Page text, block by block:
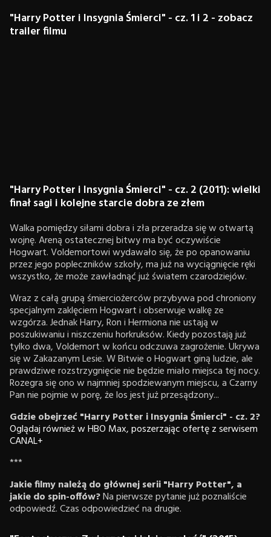
"Harry Potter i Insygnia Śmierci" - cz. 1 i 2 - zobacz
trailer filmu
"Harry Potter i Insygnia Śmierci" - cz. 2 (2011): wielki
finał sagi i kolejne starcie dobra ze złem
Walka pomiędzy siłami dobra i zła przeradza się w otwartą
wojnę. Areną ostatecznej bitwy ma być oczywiście
Hogwart. Voldemortowi wydawało się, że po opanowaniu
przez jego popleczników szkoły, ma już na wyciągnięcie ręki
wszystko, że może zawładnąć już światem czarodziejów.
Wraz z całą grupą śmierciożerców przybywa pod chroniony
specjalnym zaklęciem Hogwart i obserwuje walkę ze
wzgórza. Jednak Harry, Ron i Hermiona nie ustają w
poszukiwaniu i niszczeniu horkruksów. Kiedy pozostają już
tylko dwa, Voldemort w końcu odczuwa zagrożenie. Ukrywa
się w Zakazanym Lesie. W Bitwie o Hogwart giną ludzie, ale
prawdziwe rozstrzygnięcie nie będzie miało miejsca tej nocy.
Rozegra się ono w najmniej spodziewanym miejscu, a Czarny
Pan nie pojmie w porę, że los jest już przesądzony...
Gdzie obejrzeć "Harry Potter i Insygnia Śmierci" - cz. 2?
Oglądaj również w HBO Max, poszerzając ofertę z serwisem
CANAL+
***
Jakie filmy należą do głównej serii "Harry Potter", a
jakie do spin-offów?Na pierwsze pytanie już poznaliście
odpowiedź. Czas odpowiedzieć na drugie.